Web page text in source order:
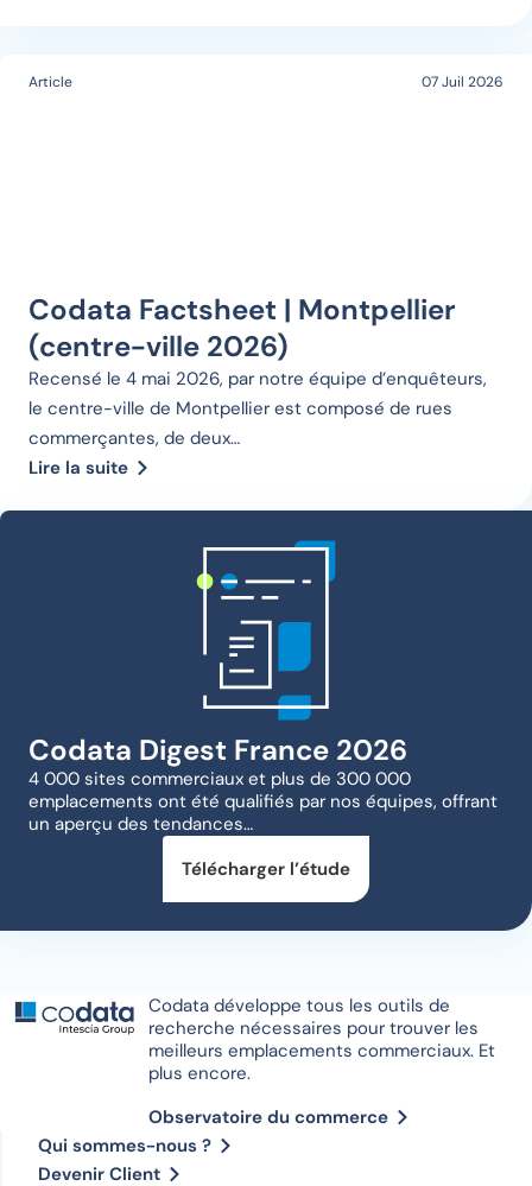
Article 07 Juil 2026
Codata Factsheet | Montpellier
(centre-ville 2026)
Recensé le 4 mai 2026, par notre équipe d’enquêteurs,
le centre-ville de Montpellier est composé de rues
commerçantes, de deux…
Lire la suite
Codata Digest France 2026
4 000 sites commerciaux et plus de 300 000
emplacements ont été qualifiés par nos équipes, offrant
un aperçu des tendances…
Télécharger l’étude
Codata développe tous les outils de
recherche nécessaires pour trouver les
meilleurs emplacements commerciaux. Et
plus encore.
Observatoire du commerce
Qui sommes-nous ?
Devenir Client